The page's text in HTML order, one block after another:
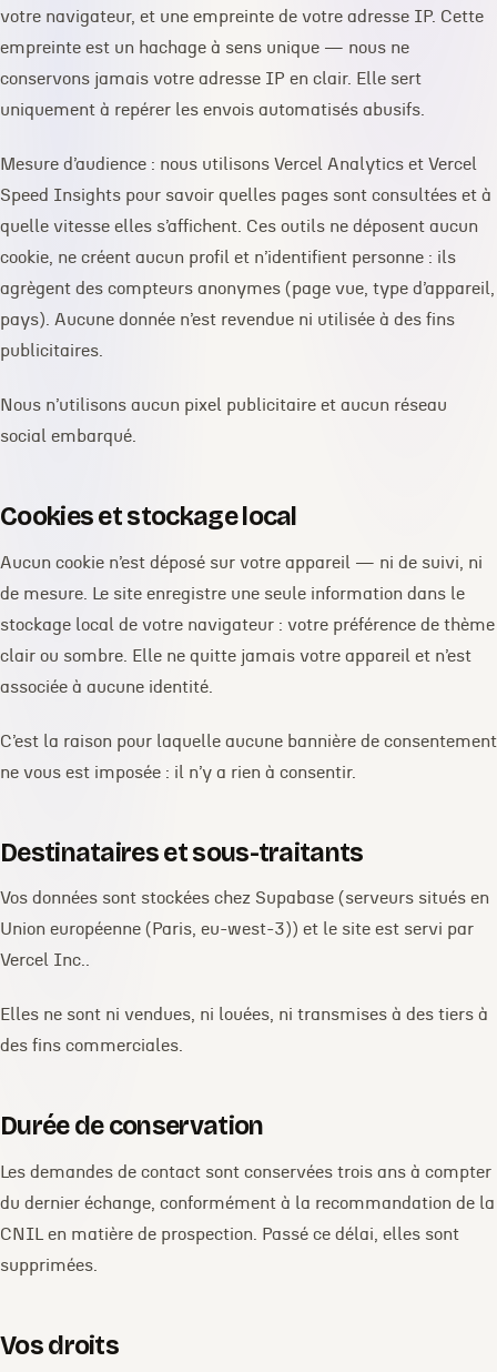
votre navigateur, et une empreinte de votre adresse IP. Cette
empreinte est un hachage à sens unique — nous ne
conservons jamais votre adresse IP en clair. Elle sert
uniquement à repérer les envois automatisés abusifs.
Mesure d’audience : nous utilisons Vercel Analytics et Vercel
Speed Insights pour savoir quelles pages sont consultées et à
quelle vitesse elles s’affichent. Ces outils ne déposent aucun
cookie, ne créent aucun profil et n’identifient personne : ils
agrègent des compteurs anonymes (page vue, type d’appareil,
pays). Aucune donnée n’est revendue ni utilisée à des fins
publicitaires.
Nous n’utilisons aucun pixel publicitaire et aucun réseau
social embarqué.
Cookies et stockage local
Aucun cookie n’est déposé sur votre appareil — ni de suivi, ni
de mesure. Le site enregistre une seule information dans le
stockage local de votre navigateur : votre préférence de thème
clair ou sombre. Elle ne quitte jamais votre appareil et n’est
associée à aucune identité.
C’est la raison pour laquelle aucune bannière de consentement
ne vous est imposée : il n’y a rien à consentir.
Destinataires et sous-traitants
Vos données sont stockées chez Supabase (serveurs situés en
Union européenne (Paris, eu-west-3)) et le site est servi par
Vercel Inc..
Elles ne sont ni vendues, ni louées, ni transmises à des tiers à
des fins commerciales.
Durée de conservation
Les demandes de contact sont conservées trois ans à compter
du dernier échange, conformément à la recommandation de la
CNIL en matière de prospection. Passé ce délai, elles sont
supprimées.
Vos droits